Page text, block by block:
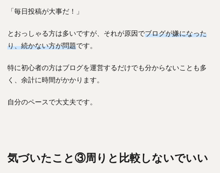
「毎日投稿が大事だ！」
とおっしゃる方は多いですが、それが原因でブログが嫌になった
り、続かない方が問題です。
特に初心者の方はブログを運営するだけでも分からないことも多
く、余計に時間がかかります。
自分のペースで大丈夫です。
気づいたこと③周りと比較しないでいい